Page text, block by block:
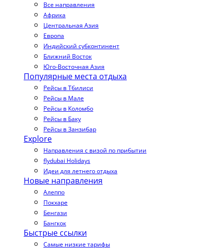
Все направления
Африка
Центральная Азия
Европа
Индийский субконтинент
Ближний Восток
Юго-Восточная Азия
Популярные места отдыха
Рейсы в Тбилиси
Рейсы в Мале
Рейсы в Коломбо
Рейсы в Баку
Рейсы в Занзибар
Explore
Направления с визой по прибытии
flydubai Holidays
Идеи для летнего отдыха
Новые направления
Алеппо
Покхаре
Бенгази
Бангкок
Быстрые ссылки
Самые низкие тарифы